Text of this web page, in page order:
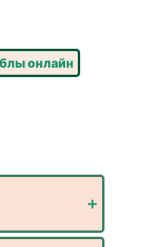
онлайн